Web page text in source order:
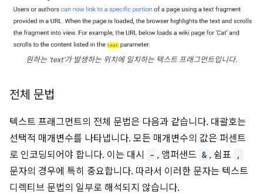
원하는 'text'가 발생하는 위치에 일치하는 텍스트 프래그먼트입니다.
전체 문법
텍스트 프래그먼트의 전체 문법은 다음과 같습니다. 대괄호는
선택적 매개변수를 나타냅니다. 모든 매개변수의 값은 퍼센트
로 인코딩되어야 합니다. 이는 대시
- , 앰퍼샌드 & , 쉼표 ,
문자의 경우에 특히 중요합니다. 따라서 이러한 문자는 텍스트
디렉티브 문법의 일부로 해석되지 않습니다.